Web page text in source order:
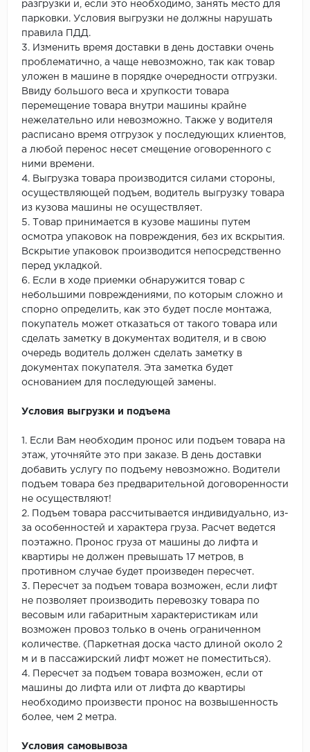
разгрузки и, если это необходимо, занять место для
парковки. Условия выгрузки не должны нарушать
правила ПДД.
3. Изменить время доставки в день доставки очень
проблематично, а чаще невозможно, так как товар
уложен в машине в порядке очередности отгрузки.
Ввиду большого веса и хрупкости товара
перемещение товара внутри машины крайне
нежелательно или невозможно. Также у водителя
расписано время отгрузок у последующих клиентов,
а любой перенос несет смещение оговоренного с
ними времени.
4. Выгрузка товара производится силами стороны,
осуществляющей подъем, водитель выгрузку товара
из кузова машины не осуществляет.
5. Товар принимается в кузове машины путем
осмотра упаковок на повреждения, без их вскрытия.
Вскрытие упаковок производится непосредственно
перед укладкой.
6. Если в ходе приемки обнаружится товар с
небольшими повреждениями, по которым сложно и
спорно определить, как это будет после монтажа,
покупатель может отказаться от такого товара или
сделать заметку в документах водителя, и в свою
очередь водитель должен сделать заметку в
документах покупателя. Эта заметка будет
основанием для последующей замены.
Условия выгрузки и подъема
1. Если Вам необходим пронос или подъем товара на
этаж, уточняйте это при заказе. В день доставки
добавить услугу по подъему невозможно. Водители
подъем товара без предварительной договоренности
не осуществляют!
2. Подъем товара рассчитывается индивидуально, из-
за особенностей и характера груза. Расчет ведется
поэтажно. Пронос груза от машины до лифта и
квартиры не должен превышать 17 метров, в
противном случае будет произведен пересчет.
3. Пересчет за подъем товара возможен, если лифт
не позволяет производить перевозку товара по
весовым или габаритным характеристикам или
возможен провоз только в очень ограниченном
количестве. (Паркетная доска часто длиной около 2
м и в пассажирский лифт может не поместиться).
4. Пересчет за подъем товара возможен, если от
машины до лифта или от лифта до квартиры
необходимо произвести пронос на возвышенность
более, чем 2 метра.
Условия самовывоза